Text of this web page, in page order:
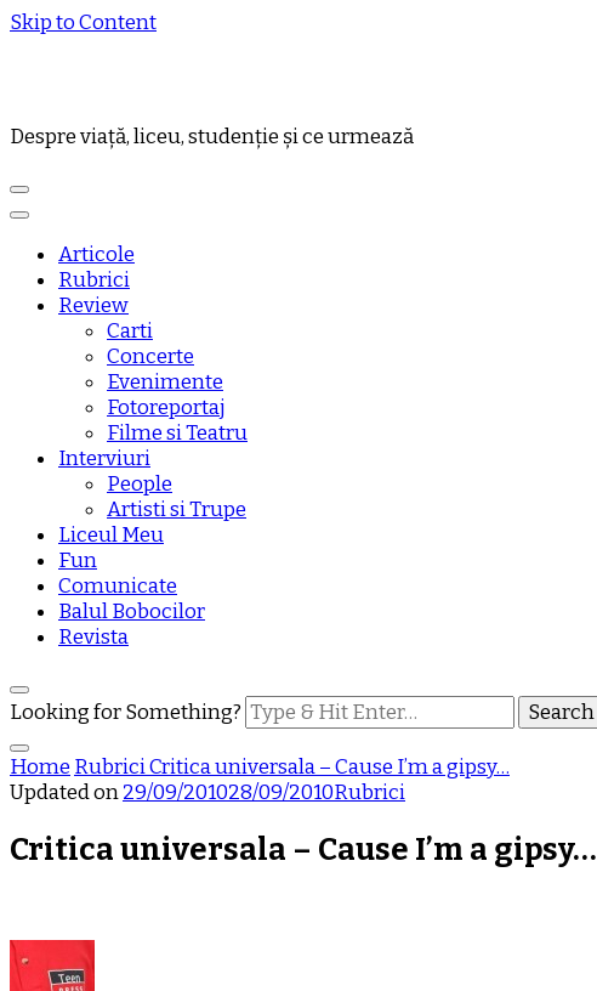
Skip to Content
Despre viață, liceu, studenție și ce urmează
Articole
Rubrici
Review
Carti
Concerte
Evenimente
Fotoreportaj
Filme si Teatru
Interviuri
People
Artisti si Trupe
Liceul Meu
Fun
Comunicate
Balul Bobocilor
Revista
Looking for Something?
Home RubriciCritica universala – Cause I’m a gipsy…
Updated on29/09/201028/09/2010Rubrici
Critica universala – Cause I’m a gipsy…